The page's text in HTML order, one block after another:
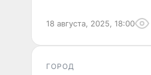
18 августа, 2025, 18:00
ГОРОД